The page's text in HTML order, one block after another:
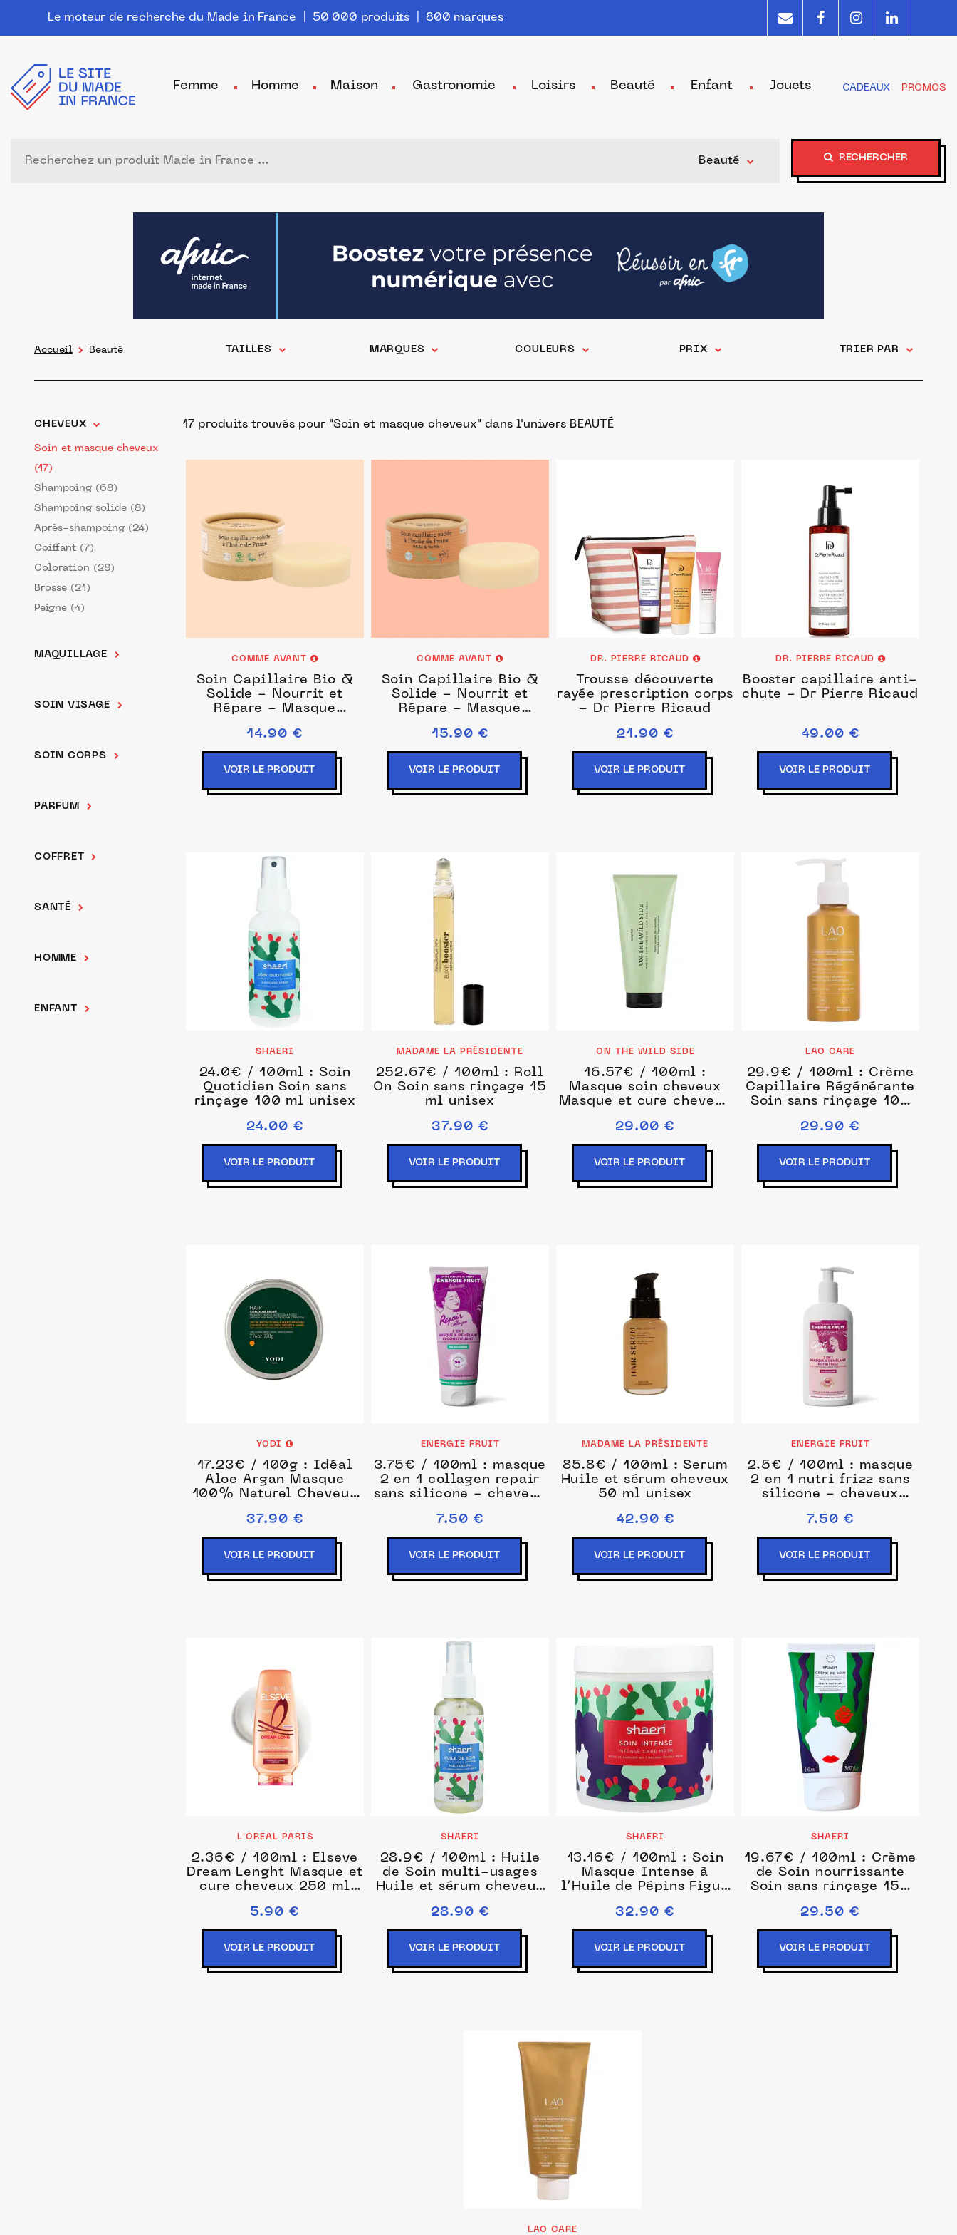
Le moteur de recherche du Made in France | 50 000 produits | 800 marques
Femme Homme Maison Gastronomie Loisirs Beauté Enfant Jouets CADEAUX PROMOS
Beauté RECHERCHER
Accueil Beauté TAILLES MARQUES COULEURS PRIX TRIER PAR
MAQUILLAGE
SOIN VISAGE
SOIN CORPS
PARFUM
CHEVEUX
Shampoing (68)
Shampoing solide (8)
Après-shampoing (24)
Soin et masque cheveux
(17)
Coiffant (7)
Coloration (28)
Brosse (21)
Peigne (4)
COFFRET
SANTÉ
HOMME
ENFANT
17 produits trouvés pour "Soin et masque cheveux" dans l'univers BEAUTÉ
COMME AVANT
Soin Capillaire Bio &
Solide - Nourrit et
Répare - Masque
Prune - Brut sans
parfum
14.90 €
VOIR LE PRODUIT
COMME AVANT
Soin Capillaire Bio &
Solide - Nourrit et
Répare - Masque
Prune - Pêche & Vanille
15.90 €
VOIR LE PRODUIT
DR. PIERRE RICAUD
Trousse découverte
rayée prescription corps
- Dr Pierre Ricaud
21.90 €
VOIR LE PRODUIT
DR. PIERRE RICAUD
Booster capillaire anti-
chute - Dr Pierre Ricaud
49.00 €
VOIR LE PRODUIT
SHAERI
24.0€ / 100ml : Soin
Quotidien Soin sans
rinçage 100 ml unisex
24.00 €
VOIR LE PRODUIT
MADAME LA PRÉSIDENTE
252.67€ / 100ml : Roll
On Soin sans rinçage 15
ml unisex
37.90 €
VOIR LE PRODUIT
ON THE WILD SIDE
16.57€ / 100ml :
Masque soin cheveux
Masque et cure cheveux
29.00 €
VOIR LE PRODUIT
LAO CARE
29.9€ / 100ml : Crème
Capillaire Régénérante
Soin sans rinçage 100
29.90 €
VOIR LE PRODUIT
YODI
17.23€ / 100g : Idéal
Aloe Argan Masque
100% Naturel Cheveux
220 g unisex
37.90 €
VOIR LE PRODUIT
ENERGIE FRUIT
3.75€ / 100ml : masque
2 en 1 collagen repair
sans silicone - cheveux
vegetal & vitamine b
Masque et cure cheveux
200 ml unisex
7.50 €
VOIR LE PRODUIT
MADAME LA PRÉSIDENTE
85.8€ / 100ml : Serum
Huile et sérum cheveux
50 ml unisex
42.90 €
VOIR LE PRODUIT
ENERGIE FRUIT
2.5€ / 100ml : masque
2 en 1 nutri frizz sans
silicone - cheveux
de cacao bio et poudre
de cacao Masque et
cure cheveux 300 ml
7.50 €
VOIR LE PRODUIT
L'OREAL PARIS
2.36€ / 100ml : Elseve
Dream Lenght Masque et
cure cheveux 250 ml
5.90 €
VOIR LE PRODUIT
SHAERI
28.9€ / 100ml : Huile
de Soin multi-usages
Huile et sérum cheveux
28.90 €
VOIR LE PRODUIT
SHAERI
13.16€ / 100ml : Soin
Masque Intense à
l’Huile de Pépins Figue
cure cheveux 250 ml
unisex
32.90 €
VOIR LE PRODUIT
SHAERI
19.67€ / 100ml : Crème
de Soin nourrissante
Soin sans rinçage 150
29.50 €
VOIR LE PRODUIT
LAO CARE